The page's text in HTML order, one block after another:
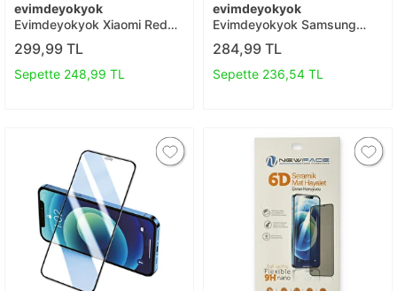
evimdeyokyok
Evimdeyokyok Xiaomi Redmi
10 2022 Kamera Lens
Koruma Cam T20
299,99 TL
Sepette 248,99 TL
evimdeyokyok
Evimdeyokyok Samsung
Galaxy S25 Edge Raze Metal
Kamera Lens - Gümüş T20
284,99 TL
Sepette 236,54 TL